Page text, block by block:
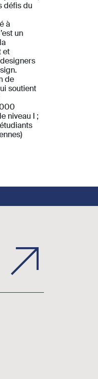
défis du
à
un
et
de
soutient
niveau I ;